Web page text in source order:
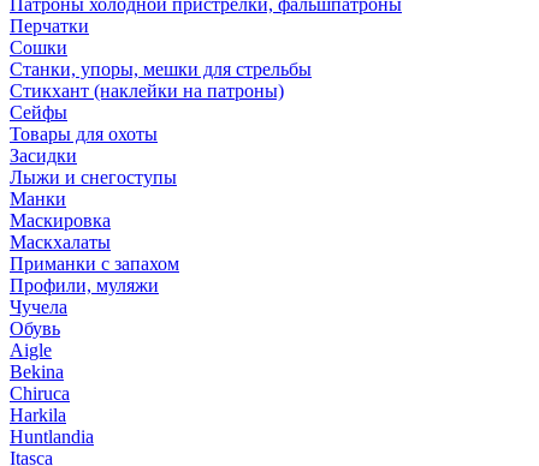
Патроны холодной пристрелки, фальшпатроны
Перчатки
Сошки
Станки, упоры, мешки для стрельбы
Стикхант (наклейки на патроны)
Сейфы
Товары для охоты
Засидки
Лыжи и снегоступы
Манки
Маскировка
Маскхалаты
Приманки с запахом
Профили, муляжи
Чучела
Обувь
Aigle
Bekina
Chiruсa
Harkila
Huntlandia
Itasca